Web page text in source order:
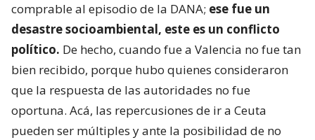
comprable al episodio de la DANA; ese fue un
desastre socioambiental, este es un conflicto
político. De hecho, cuando fue a Valencia no fue tan
bien recibido, porque hubo quienes consideraron
que la respuesta de las autoridades no fue
oportuna. Acá, las repercusiones de ir a Ceuta
pueden ser múltiples y ante la posibilidad de no